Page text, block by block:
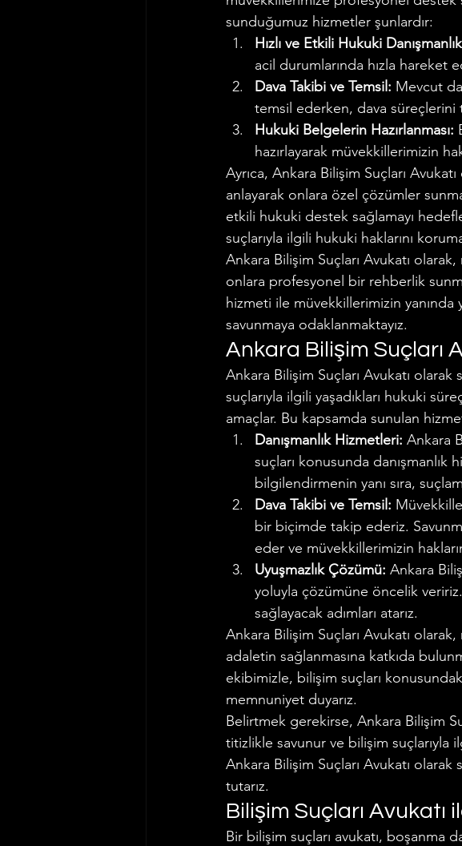
sunduğumuz hizmetler şunlardır:
Hızlı ve Etkili Hukuki
acil durumlarında hızla hareket
Dava Takibi ve Temsil: Mevcut
temsil ederken, dava
Hukuki Belgelerin Hazırlanması:
hazırlayarak müvekkillerimizin
Ayrıca, Ankara Bilişim Suçları
anlayarak onlara özel çözümler
etkili hukuki destek sağlamayı
suçlarıyla ilgili hukuki haklarını
Ankara Bilişim Suçları Avukatı
onlara profesyonel bir rehberlik
hizmeti ile müvekkillerimizin yanında
savunmaya odaklanmaktayız.
Ankara Bilişim Suçları
Ankara Bilişim Suçları Avukatı
suçlarıyla ilgili yaşadıkları hukuki
amaçlar. Bu kapsamda sunulan
Danışmanlık Hizmetleri: Ankara
suçları konusunda danışmanlık
bilgilendirmenin yanı sıra,
Dava Takibi ve Temsil:
bir biçimde takip ederiz.
eder ve müvekkillerimizin
Uyuşmazlık Çözümü: Ankara
yoluyla çözümüne öncelik
sağlayacak adımları atarız.
Ankara Bilişim Suçları Avukatı
adaletin sağlanmasına katkıda
ekibimizle, bilişim suçları
memnuniyet duyarız.
Belirtmek gerekirse, Ankara Bilişim
titizlikle savunur ve bilişim suçlarıyla
Ankara Bilişim Suçları Avukatı
tutarız.
Bilişim Suçları Avukatı
Bir bilişim suçları avukatı, boşanma